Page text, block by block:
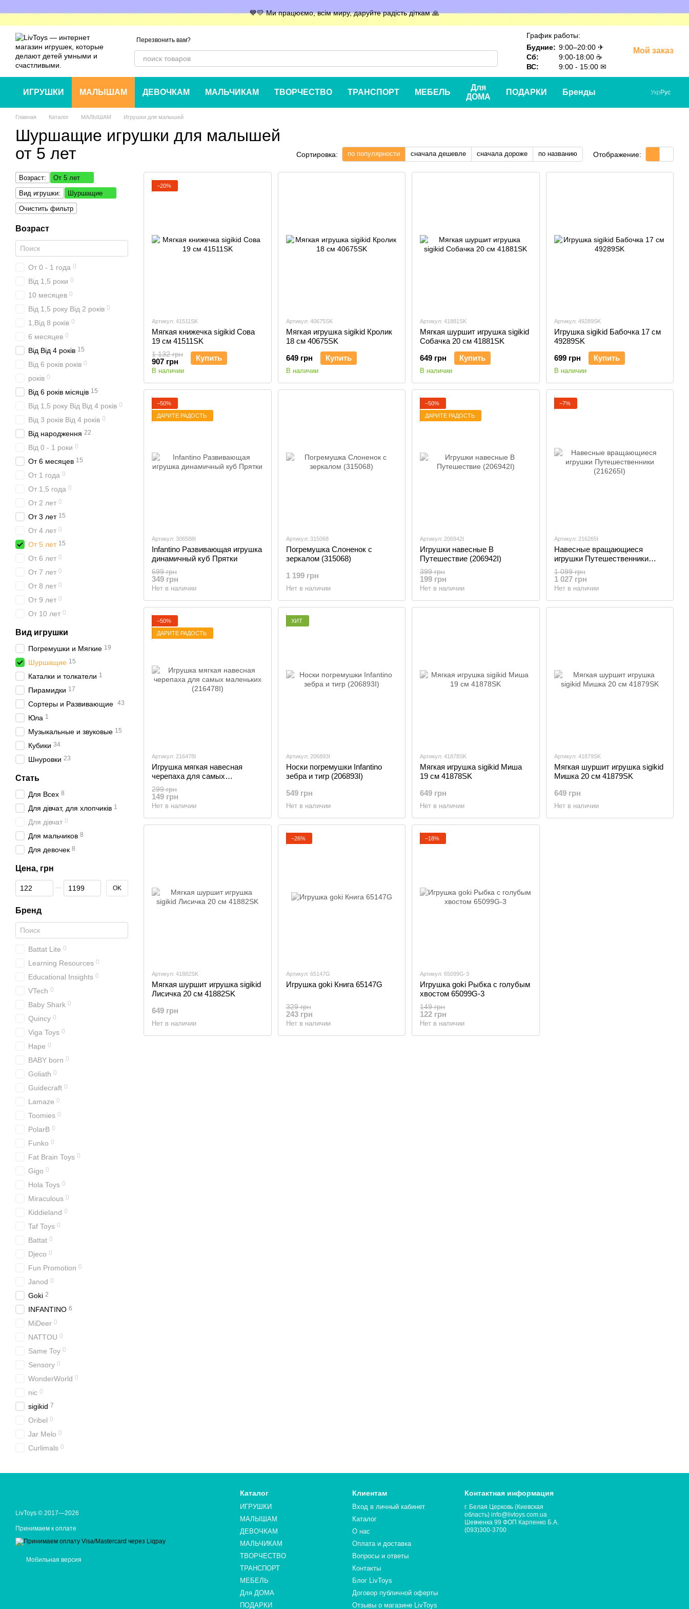
💙💛 Ми працюємо, всім миру, даруйте радість діткам 🙏
Перезвонить вам?
График работы:
Будние: 9:00–20:00 ✈
Сб:
9:00-18:00 ☕
ВС:
9:00 - 15:00 ✉
Мой заказ
ИГРУШКИ МАЛЫШАМ ДЕВОЧКАМ МАЛЬЧИКАМ ТВОРЧЕСТВО ТРАНСПОРТ МЕБЕЛЬ
Для
ДОМА
ПОДАРКИ Бренды Укр Рус
Главная Каталог МАЛЫШАМ Игрушки для малышей
Шуршащие игрушки для малышей
от 5 лет
Сортировка: по популярности сначала дешевле сначала дороже по названию Отображение:
−20%
Артикул: 41511SK
Мягкая книжечка sigikid Cова
19 см 41511SK
1 132 грн
907 грн Купить
В наличии
Артикул: 40675SK
Мягкая игрушка sigikid Кролик
18 см 40675SK
649 грн
Купить
В наличии
Артикул: 41881SK
Мягкая шуршит игрушка sigikid
Собачка 20 см 41881SK
649 грн
Купить
В наличии
Артикул: 49289SK
Игрушка sigikid Бабочка 17 см
49289SK
699 грн
Купить
В наличии
−50%
ДАРИТЕ РАДОСТЬ
Артикул: 306588I
Infantino Развивающая игрушка
динамичный куб Прятки
699 грн
349 грн
Нет в наличии
Артикул: 315068
Погремушка Слоненок с
зеркалом (315068)
1 199 грн
Нет в наличии
−50%
ДАРИТЕ РАДОСТЬ
Артикул: 206942I
Игрушки навесные В
Путешествие (206942I)
399 грн
199 грн
Нет в наличии
−7%
Артикул: 216265I
Навесные вращающиеся
игрушки Путешественники
(216265I)
1 099 грн
1 027 грн
Нет в наличии
−50%
ДАРИТЕ РАДОСТЬ
Артикул: 216478I
Игрушка мягкая навесная
черепаха для самых
маленьких (216478I)
299 грн
149 грн
Нет в наличии
ХИТ
Артикул: 206893I
Носки погремушки Infantino
зебра и тигр (206893I)
549 грн
Нет в наличии
Артикул: 41878SK
Мягкая игрушка sigikid Миша
19 см 41878SK
649 грн
Нет в наличии
Артикул: 41879SK
Мягкая шуршит игрушка sigikid
Мишка 20 см 41879SK
649 грн
Нет в наличии
Артикул: 41882SK
Мягкая шуршит игрушка sigikid
Лисичка 20 см 41882SK
649 грн
Нет в наличии
−26%
Артикул: 65147G
Игрушка goki Книга 65147G
329 грн
243 грн
Нет в наличии
−18%
Артикул: 65099G-3
Игрушка goki Рыбка с голубым
хвостом 65099G-3
149 грн
122 грн
Нет в наличии
Возраст:
От 5 лет
Вид игрушки:
Шуршащие
Очистить фильтр
Возраст
От 0 - 1 года 0
Від 1,5 роки 0
10 месяцев 0
Від 1,5 року Від 2 років 0
1,Від 8 років 0
6 месяцев 0
Від Від 4 років 15
Від 6 років років 0
років 0
Від 6 років місяців 15
Від 1,5 року Від Від 4 років 0
Від 3 років Від 4 років 0
Від народження 22
Від 0 - 1 роки 0
От 6 месяцев 15
От 1 года 0
От 1,5 года 0
От 2 лет 0
От 3 лет 15
От 4 лет 0
От 5 лет 15
От 6 лет 0
От 7 лет 0
От 8 лет 0
От 9 лет 0
От 10 лет 0
Вид игрушки
Погремушки и Мягкие 19
Шуршащие 15
Каталки и толкатели 1
Пирамидки 17
Сортеры и Развивающие 43
Юла 1
Музыкальные и звуковые 15
Кубики 34
Шнуровки 23
Стать
Для Всех 8
Для дівчат, для хлопчиків 1
Для дівчат 0
Для мальчиков 8
Для девочек 8
Цена, грн
От Цена, грн
До Цена, грн OK
Бренд
Battat Lite 0
Learning Resources 0
Educational Insights 0
VTech 0
Baby Shark 0
Quincy 0
Viga Toys 0
Hape 0
BABY born 0
Goliath 0
Guidecraft 0
Lamaze 0
Toomies 0
PolarB 0
Funko 0
Fat Brain Toys 0
Gigo 0
Hola Toys 0
Miraculous 0
Kiddieland 0
Taf Toys 0
Battat 0
Djeco 0
Fun Promotion 0
Janod 0
Goki 2
INFANTINO 6
MiDeer 0
NATTOU 0
Same Toy 0
Sensory 0
WonderWorld 0
nic 0
sigikid 7
Oribel 0
Jar Melo 0
Curlimals 0
LivToys © 2017—2026
Принимаем к оплате
Мобильная версия
Каталог
ИГРУШКИ
МАЛЫШАМ
ДЕВОЧКАМ
МАЛЬЧИКАМ
ТВОРЧЕСТВО
ТРАНСПОРТ
МЕБЕЛЬ
Для ДОМА
ПОДАРКИ
Клиентам
Вход в личный кабинет
Каталог
О нас
Оплата и доставка
Вопросы и ответы
Контакты
Блог LivToys
​​​​​​​Договор публичной оферты
Отзывы о магазине LivToys
Контактная информация
г. Белая Церковь (Киевская
область) info@livtoys.com.ua
Шевченка 99 ФОП Карпенко Б.А.
(093)300-3700